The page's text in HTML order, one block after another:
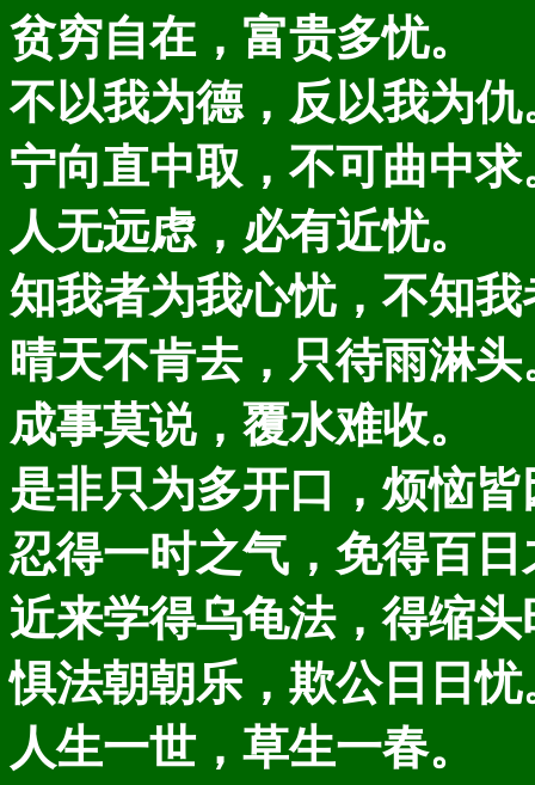
贫穷自在，富贵多忧。
不以我为德，反以我为仇
宁向直中取，不可曲中求
人无远虑，必有近忧。
知我者为我心忧，不知
晴天不肯去，只待雨淋头
成事莫说，覆水难收。
是非只为多开口，烦恼
忍得一时之气，免得百日
近来学得乌龟法，得缩
惧法朝朝乐，欺公日日忧
人生一世，草生一春。